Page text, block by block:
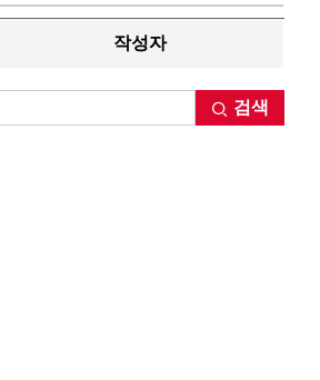
작성자
검색